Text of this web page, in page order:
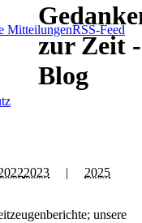
MitteilungenRSS-Feed
2023 | 2025
unsere
zur Zeit -
Blog